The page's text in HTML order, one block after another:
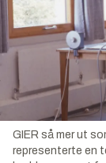
GIER så mer ut
representerte en